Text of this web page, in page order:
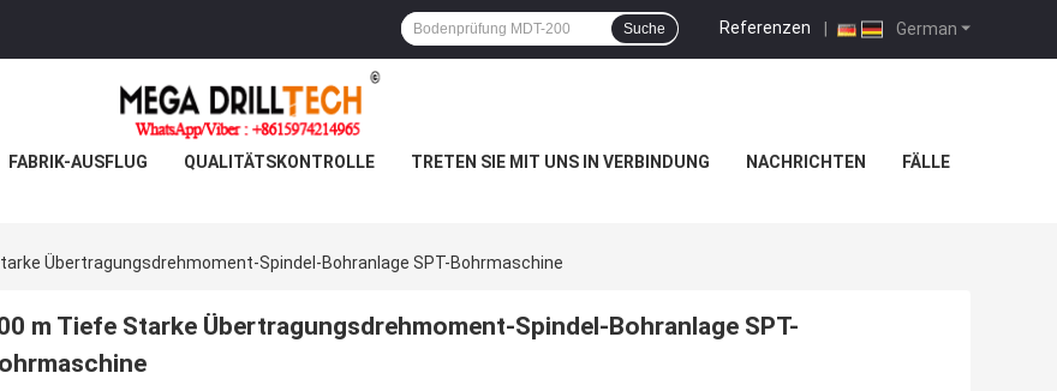
German
Referenzen |
Suche
FABRIK-AUSFLUG QUALITÄTSKONTROLLE TRETEN SIE MIT UNS IN VERBINDUNG NACHRICHTEN FÄLLE
Übertragungsdrehmoment-Spindel-Bohranlage SPT-Bohrmaschine
m Tiefe Starke Übertragungsdrehmoment-Spindel-Bohranlage SPT-